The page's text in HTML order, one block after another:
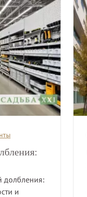
долбления:
и